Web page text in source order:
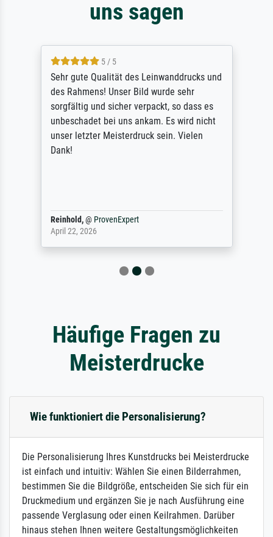
uns sagen
5 / 5
Sehr gute Qualität des Leinwanddrucks und
des Rahmens! Unser Bild wurde sehr
sorgfältig und sicher verpackt, so dass es
unbeschadet bei uns ankam. Es wird nicht
unser letzter Meisterdruck sein. Vielen
Dank!
Reinhold,@ ProvenExpert
April 22, 2026
Häufige Fragen zu
Meisterdrucke
Wie funktioniert die Personalisierung?
Die Personalisierung Ihres Kunstdrucks bei Meisterdrucke
ist einfach und intuitiv: Wählen Sie einen Bilderrahmen,
bestimmen Sie die Bildgröße, entscheiden Sie sich für ein
Druckmedium und ergänzen Sie je nach Ausführung eine
passende Verglasung oder einen Keilrahmen. Darüber
hinaus stehen Ihnen weitere Gestaltungsmöglichkeiten